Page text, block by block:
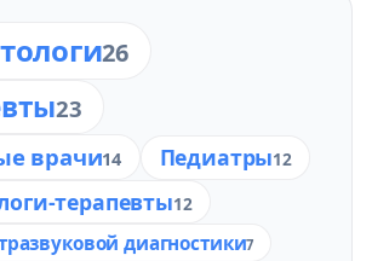
26
23
врачи14 Педиатры12
терапевты12
диагностики7